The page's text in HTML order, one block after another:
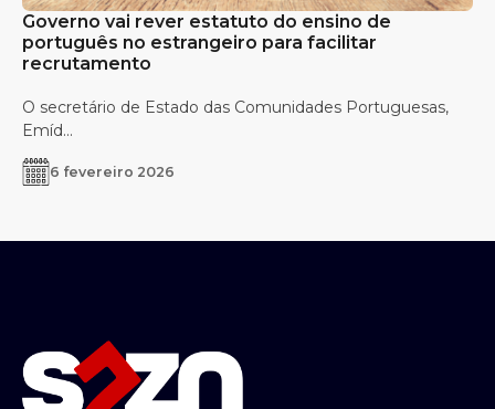
Governo vai rever estatuto do ensino de
português no estrangeiro para facilitar
recrutamento
O secretário de Estado das Comunidades Portuguesas,
Emíd...
6 fevereiro 2026